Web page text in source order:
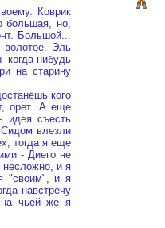
Коврик
большая, но,
Большой...
золотое. Эль
нибудь
на старину
кого
орет. А еще
идея съесть
влезли
тогда я еще
- Диего не
несложно, и я
"своим", и я
навстречу
чьей же я